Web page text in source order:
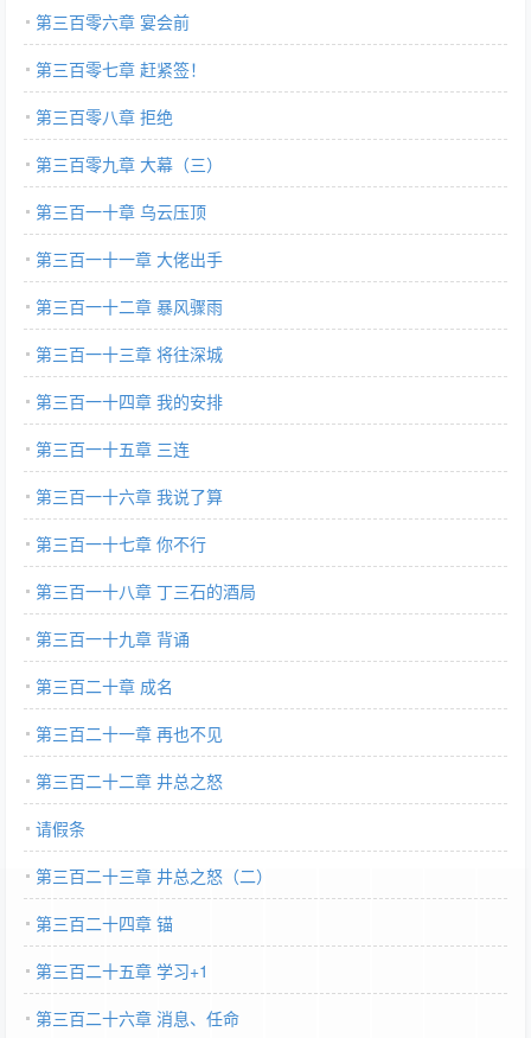
第三百零六章 宴会前
第三百零七章 赶紧签！
第三百零八章 拒绝
第三百零九章 大幕（三）
第三百一十章 乌云压顶
第三百一十一章 大佬出手
第三百一十二章 暴风骤雨
第三百一十三章 将往深城
第三百一十四章 我的安排
第三百一十五章 三连
第三百一十六章 我说了算
第三百一十七章 你不行
第三百一十八章 丁三石的酒局
第三百一十九章 背诵
第三百二十章 成名
第三百二十一章 再也不见
第三百二十二章 井总之怒
请假条
第三百二十三章 井总之怒（二）
第三百二十四章 锚
第三百二十五章 学习+1
第三百二十六章 消息、任命